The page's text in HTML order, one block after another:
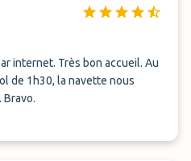
de 1h30, la navette nous